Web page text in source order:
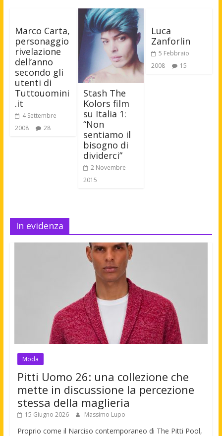
Marco Carta,
personaggio
rivelazione
dell’anno
secondo gli
utenti di
Tuttouomini
.it
4 Settembre
2008
28
Stash The
Kolors film
su Italia 1:
“Non
sentiamo il
bisogno di
dividerci”
2 Novembre
2015
Luca
Zanforlin
5 Febbraio
2008
15
In evidenza
Moda
Pitti Uomo 26: una collezione che
mette in discussione la percezione
stessa della maglieria
15 Giugno 2026 Massimo Lupo
Proprio come il Narciso contemporaneo di The Pitti Pool,